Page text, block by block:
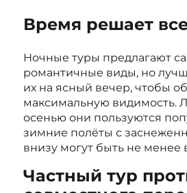
Время решает
Ночные туры предлагают
романтичные виды, но
их на ясный вечер, чтобы
максимальную видимость.
осенью они пользуются
зимние полёты с
внизу могут быть не
Частный тур